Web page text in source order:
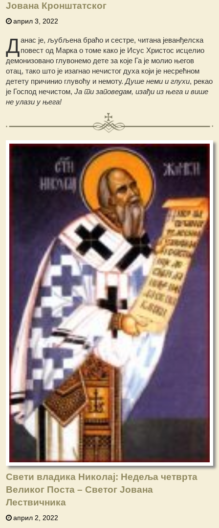
Јована Кронштатског
април 3, 2022
Данас је, љубљена браћо и сестре, читана јеванђелска
повест од Марка о томе како је Исус Христос исцелио
демонизовано глувонемо дете за које Га је молио његов
отац, тако што је изагнао нечистог духа који је несрећном
детету причинио глувоћу и немоту.Душе неми и глухи, рекао
је Господ нечистом,Ја ти заповедам, изађи из њега и више
не улази у њега!
Свети владика Николај: Недеља четврта
Великог Поста – Свeтог Јована
Лествичника
април 2, 2022